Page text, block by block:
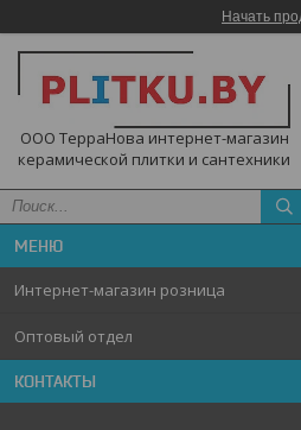
Начать
ООО ТерраНова интернет-магазин
керамической плитки и сантехники
Интернет-магазин розница
Оптовый отдел
КОНТАКТЫ